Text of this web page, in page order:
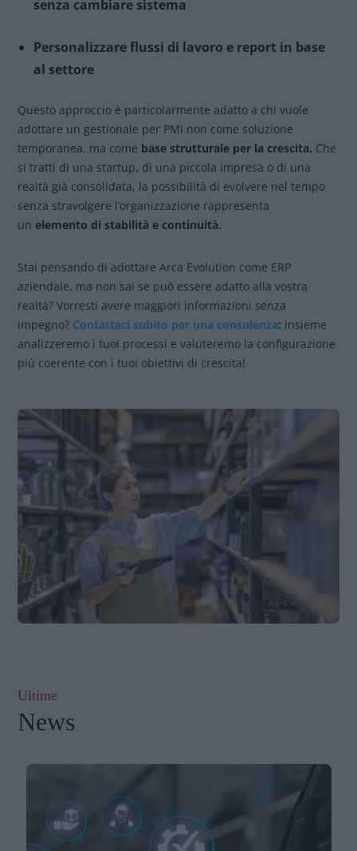
senza cambiare sistema
Personalizzare flussi di lavoro e report in base
al settore
Questo approccio è particolarmente adatto a chi vuole
adottare un gestionale per PMI non come soluzione
temporanea, ma come base strutturale per la crescita. Che
si tratti di una startup, di una piccola impresa o di una
realtà già consolidata, la possibilità di evolvere nel tempo
senza stravolgere l’organizzazione rappresenta
un elemento di stabilità e continuità.
Stai pensando di adottare Arca Evolution come ERP
aziendale, ma non sai se può essere adatto alla vostra
realtà? Vorresti avere maggiori informazioni senza
impegno? Contattaci subito per una consulenza: insieme
analizzeremo i tuoi processi e valuteremo la configurazione
più coerente con i tuoi obiettivi di crescita!
Ultime
News